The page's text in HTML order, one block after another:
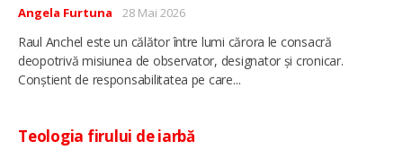
Detalii
Angela Furtuna 28 Mai 2026
Raul Anchel este un călător între lumi cărora le consacră
deopotrivă misiunea de observator, designator și cronicar.
Conștient de responsabilitatea pe care...
Teologia firului de iarbă